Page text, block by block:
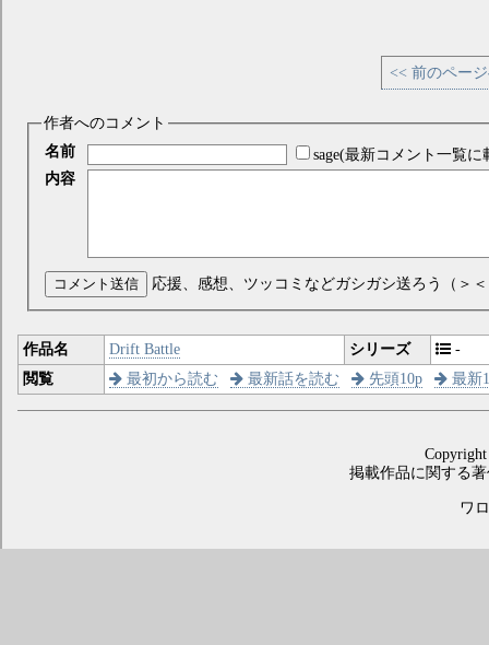
<< 前のペー
作者へのコメント
名前
sage(最新コメント一覧に
内容
コメント送信 応援、感想、ツッコミなどガシガシ送ろう（＞
作品名 Drift Battle シリーズ
-
閲覧
最初から読む 最新話を読む 先頭10p 最新
掲載作品に関する
ワ